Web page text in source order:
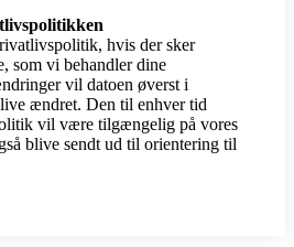
hvis der sker
som vi behandler dine
vil datoen øverst i
ændret. Den til enhver tid
vil være tilgængelig på vores
blive sendt ud til orientering til